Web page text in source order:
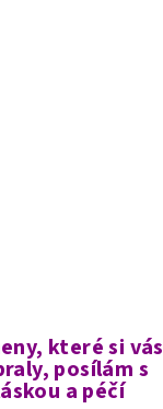
které si vás
posílám s
a péčí